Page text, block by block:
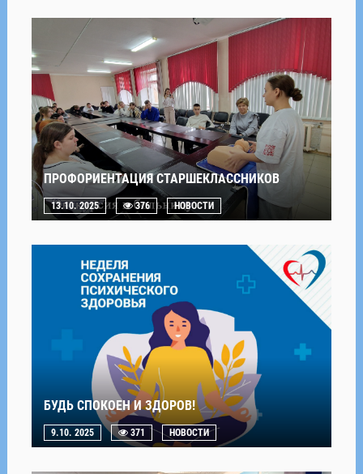
ПРОФОРИЕНТАЦИЯ СТАРШЕКЛАССНИКОВ
13.10. 2025 376 НОВОСТИ
БУДЬ СПОКОЕН И ЗДОРОВ!
9.10. 2025 371 НОВОСТИ